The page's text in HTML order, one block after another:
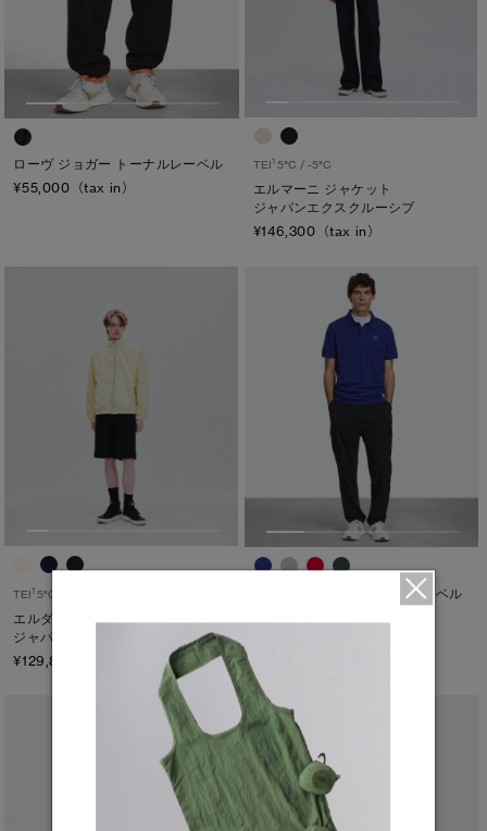
ローヴ ジョガー トーナルレーベル
¥55,000（tax in）
TEI15°C / -5°C
エルマーニ ジャケット
ジャパンエクスクルーシブ
¥146,300（tax in）
TEI1 5°C / -5°C
エルダー ジャケット
ジャパンエクスクルーシブ
¥129,800（tax in）
ベックリー ポロ トーナルレーベル